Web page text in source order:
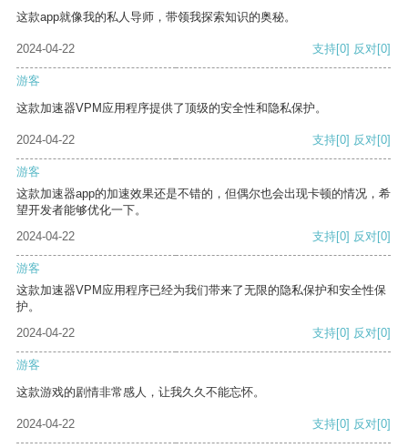
这款app就像我的私人导师，带领我探索知识的奥秘。
2024-04-22 支持[0] 反对[0]
游客
这款加速器VPM应用程序提供了顶级的安全性和隐私保护。
2024-04-22 支持[0] 反对[0]
游客
这款加速器app的加速效果还是不错的，但偶尔也会出现卡顿的情况，希
望开发者能够优化一下。
2024-04-22
支持[0] 反对[0]
游客
这款加速器VPM应用程序已经为我们带来了无限的隐私保护和安全性保
护。
2024-04-22
支持[0] 反对[0]
游客
这款游戏的剧情非常感人，让我久久不能忘怀。
2024-04-22 支持[0] 反对[0]